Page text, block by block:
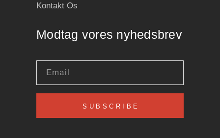
Kontakt Os
Modtag vores nyhedsbrev
SUBSCRIBE